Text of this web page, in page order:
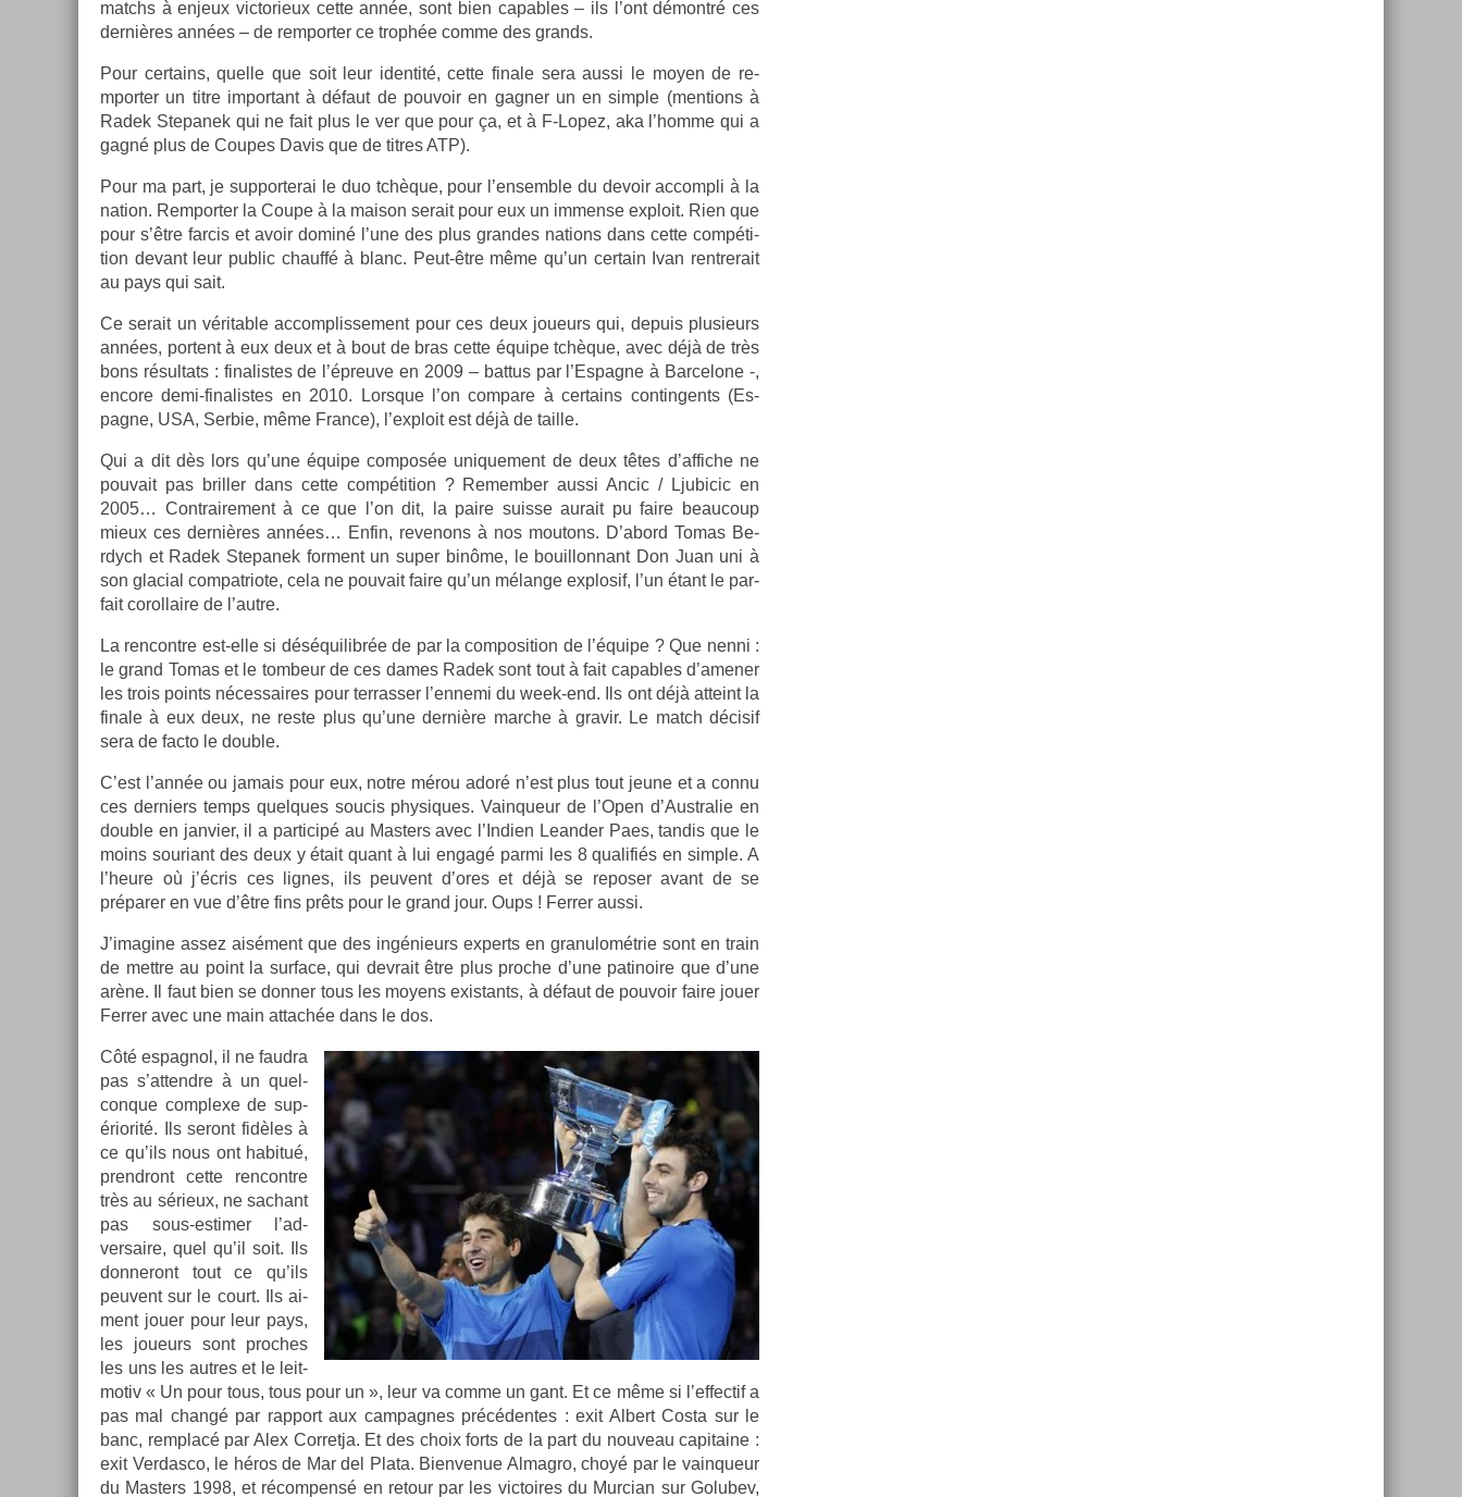
matchs à en­jeux vic­torieux cette année, sont bien cap­ables – ils l’ont démontré ces
dernières années – de re­mport­er ce trophée comme des grands.
Pour cer­tains, quel­le que soit leur iden­tité, cette fin­ale sera aussi le moyen de re­
mport­er un titre im­por­tant à défaut de pouvoir en gagn­er un en sim­ple (men­tions à
Radek Stepanek qui ne fait plus le ver que pour ça, et à F-Lopez, aka l’homme qui a
gagné plus de Co­upes Davis que de tit­res ATP).
Pour ma part, je sup­por­terai le duo tchèque, pour l’en­semble du de­voir ac­compli à la
na­tion. Re­mport­er la Coupe à la maison serait pour eux un im­men­se ex­ploit. Rien que
pour s’être far­cis et avoir dominé l’une des plus gran­des na­tions dans cette com­péti­
tion de­vant leur pub­lic chauffé à blanc. Peut-être même qu’un cer­tain Ivan re­ntrerait
au pays qui sait.
Ce serait un vérit­able ac­complis­se­ment pour ces deux joueurs qui, de­puis plusieurs
années, por­tent à eux deux et à bout de bras cette équipe tchèque, avec déjà de très
bons résul­tats : fin­alis­tes de l’épreuve en 2009 – bat­tus par l’Es­pagne à Bar­celone -,
en­core demi-finalistes en 2010. Lorsque l’on com­pare à cer­tains con­tin­gents (Es­
pagne, USA, Ser­bie, même Fran­ce), l’exploit est déjà de tail­le.
Qui a dit dès lors qu’une équipe com­pos­ée uni­que­ment de deux têtes d’af­fiche ne
pouvait pas brill­er dans cette com­péti­tion ? Re­memb­er aussi Ancic / Ljubicic en
2005… Contra­ire­ment à ce que l’on dit, la paire suis­se aurait pu faire be­aucoup
mieux ces dernières années… Enfin, re­venons à nos moutons. D’abord Tomas Be­
rdych et Radek Stepanek for­ment un super binôme, le bouil­lonnant Don Juan uni à
son glaci­al com­pat­riote, cela ne pouvait faire qu’un mélange ex­plosif, l’un étant le par­
fait cor­ol­laire de l’autre.
La re­ncontre est-elle si déséquilibrée de par la com­posi­tion de l’équipe ? Que nenni :
le grand Tomas et le tom­beur de ces dames Radek sont tout à fait cap­ables d’amen­er
les trois points néces­saires pour ter­rass­er l’en­nemi du week-end. Ils ont déjà at­teint la
fin­ale à eux deux, ne reste plus qu’une dernière marche à gravir. Le match décisif
sera de facto le doub­le.
C’est l’année ou jamais pour eux, notre mérou adoré n’est plus tout jeune et a connu
ces de­rni­ers temps quel­ques soucis physiques. Vain­queur de l’Open d’Australie en
doub­le en jan­vi­er, il a par­ticipé au Mast­ers avec l’In­di­en Leand­er Paes, tan­dis que le
moins souriant des deux y était quant à lui engagé parmi les 8 qualifiés en sim­ple. A
l’heure où j’écris ces lig­nes, ils peuvent d’ores et déjà se re­pos­er avant de se
préparer en vue d’être fins prêts pour le grand jour. Oups ! Ferr­er aussi.
J’imagine assez aisément que des in­génieurs ex­perts en granulométrie sont en train
de mettre au point la sur­face, qui de­vrait être plus pro­che d’une patinoire que d’une
arène. Il faut bien se donn­er tous les moyens ex­is­tants, à défaut de pouvoir faire jouer
Ferr­er avec une main at­tachée dans le dos.
Côté es­pagnol, il ne faud­ra
pas s’at­tendre à un quel­
conque com­plexe de sup­
ériorité. Ils seront fidèles à
ce qu’ils nous ont habitué,
pre­ndront cette re­ncontre
très au sérieux, ne sac­hant
pas sous-estimer l’ad­
versaire, quel qu’il soit. Ils
don­neront tout ce qu’ils
peuvent sur le court. Ils ai­
ment jouer pour leur pays,
les joueurs sont pro­ches
les uns les aut­res et le leit­
motiv « Un pour tous, tous pour un », leur va comme un gant. Et ce même si l’ef­fectif a
pas mal changé par rap­port aux cam­pagnes précéden­tes : exit Al­bert Costa sur le
banc, re­mplacé par Alex Cor­ret­ja. Et des choix forts de la part du nouveau capitaine :
exit Ver­dasco, le héros de Mar del Plata. Bi­en­venue Al­mag­ro, choyé par le vain­queur
du Mast­ers 1998, et récom­pensé en re­tour par les vic­toires du Mur­cian sur Golubev,